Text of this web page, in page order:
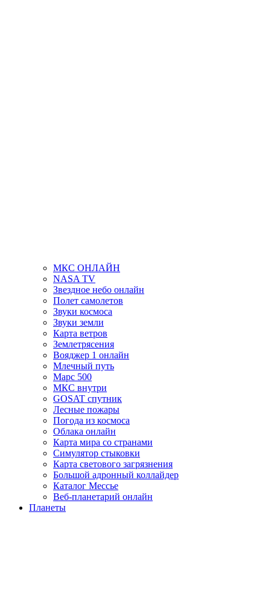
МКС ОНЛАЙН
NASA TV
Звездное небо онлайн
Полет самолетов
Звуки космоса
Звуки земли
Карта ветров
Землетрясения
Вояджер 1 онлайн
Млечный путь
Марс 500
МКС внутри
GOSAT спутник
Лесные пожары
Погода из космоса
Облака онлайн
Карта мира со странами
Симулятор стыковки
Карта светового загрязнения
Большой адронный коллайдер
Каталог Мессье
Веб-планетарий онлайн
Планеты